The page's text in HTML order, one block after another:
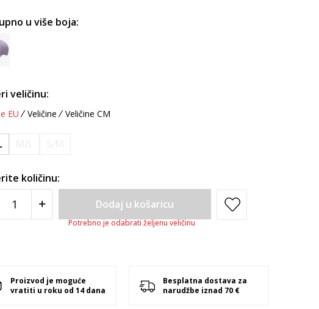
u više boja:
veličinu:
EU Veličine Veličine CM
količinu:
Dodaj u košaricu
Potrebno je odabrati željenu veličinu
Proizvod je moguće
vratiti u roku od 14 dana
Besplatna dostava za
narudžbe iznad 70 €